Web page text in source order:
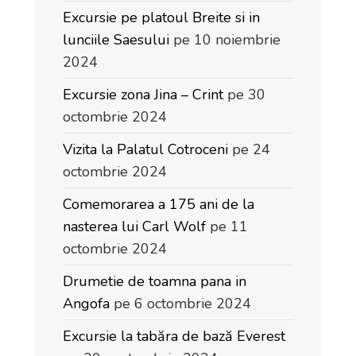
Excursie pe platoul Breite si in
lunciile Saesului pe 10 noiembrie
2024
Excursie zona Jina – Crintpe 30
octombrie 2024
Vizita la Palatul Cotroceni pe 24
octombrie 2024
Comemorarea a 175 ani de la
nasterea lui Carl Wolf pe 11
octombrie 2024
Drumetie de toamna pana in
Angofa pe 6 octombrie 2024
Excursie la tabăra de bază Everest